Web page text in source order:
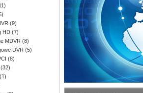
(9)
HD (7)
MDVR (8)
DVR (5)
(8)